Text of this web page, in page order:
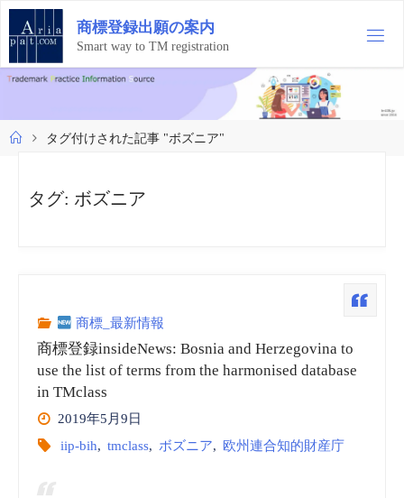
コ
テ
ン
ツ
ス
キ
商標登録出願の案内
Smart way to TM registration
ホ
タグ付けされた記事 "ボズニア"
タグ: ボズニア
商標_最新情報
商標登録insideNews: Bosnia and Herzegovina to
use the list of terms from the harmonised database
in TMclass
2019年5月9日
iip-bih, tmclass, ボズニア, 欧州連合知的財産庁